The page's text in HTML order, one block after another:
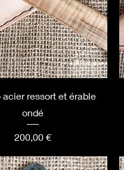
acier ressort et érable
ondé
Prix
200,00 €